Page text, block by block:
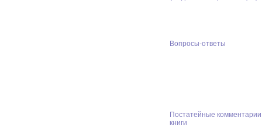
Вопросы-ответы
Постатейные
книги